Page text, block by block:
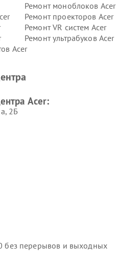
Ремонт моноблоков Acer
Ремонт проекторов Acer
Ремонт VR систем Acer
Ремонт ультрабуков Acer
Acer
Acer:
2Б
перерывов и выходных